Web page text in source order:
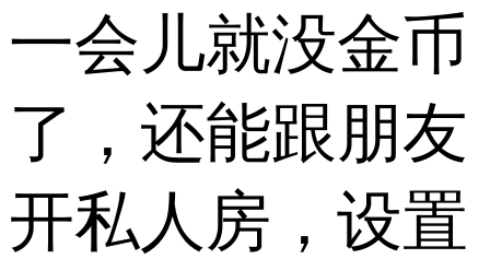
一会儿就没金币
了，还能跟朋友
开私人房，设置